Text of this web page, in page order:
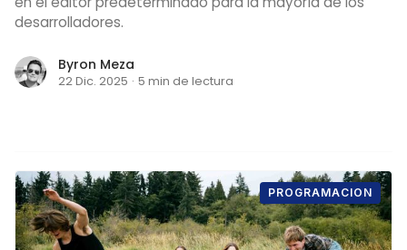
desarrolladores.
Byron Meza
22 Dic. 2025 · 5 min de lectura
PROGRAMACION